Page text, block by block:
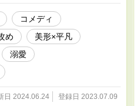
レオンからわかりやすすぎる愛情
も出るわなっていうこと！） ち
って、それでも変わりないラブラ
んとある日空から人が降って来
なく、物理的に降って来たんだ
てる姉さんたちが言うには、そ
､､､ってなんだ？ 兎にも角にも、
かしくなってる？ いやなんだよ
！そんな睨むな！牽制するな！
からそっちのいざこざに巻き込ま
コメディ
め
美形×平凡
溺愛
日 2024.06.24 登録日 2023.07.09